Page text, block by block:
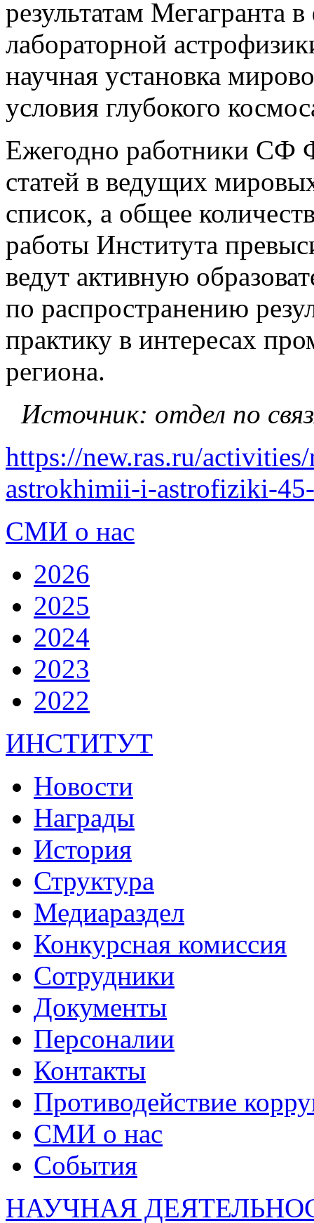
результатам Мегагранта
лабораторной
научная установка
условия глубокого
Ежегодно работники СФ
статей в ведущих
список, а общее
работы Института
ведут активную
по распространению
практику в интересах
региона.
Источник: отдел по
https://new.ras.ru/
astrokhimii-i-astrofiziki-
СМИ о нас
2026
2025
2024
2023
2022
ИНСТИТУТ
Новости
Награды
История
Структура
Медиараздел
Конкурсная комиссия
Сотрудники
Документы
Персоналии
Контакты
Противодействие
СМИ о нас
События
НАУЧНАЯ